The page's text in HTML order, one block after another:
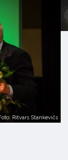
Ritvars Stankevičs